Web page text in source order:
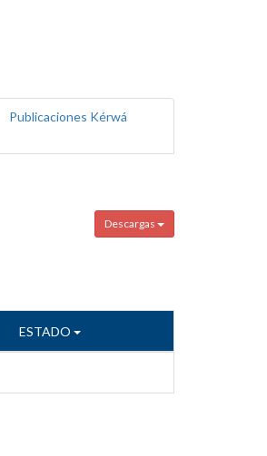
Publicaciones Kérwá
Descargas
ESTADO